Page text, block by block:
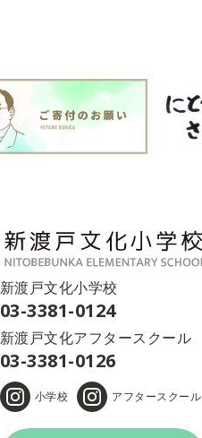
新渡戸文化小学校
03-3381-0124
新渡戸文化アフタースクール
03-3381-0126
小学校 アフタースクール